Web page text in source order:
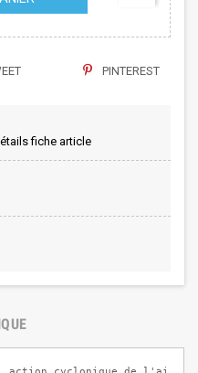
PINTEREST
fiche article